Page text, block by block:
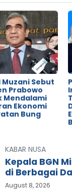
Sebut
Prabowo
Mendalami
Ekonomi
Bung
KABAR NUSA
Kepala BGN
di Berbagai
August 8, 2026